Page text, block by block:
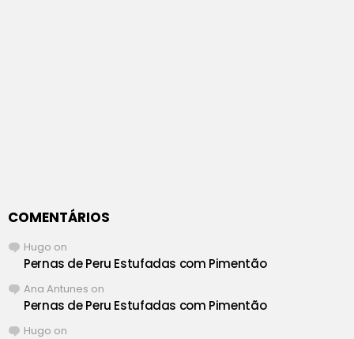
COMENTÁRIOS
Hugo on
Pernas de Peru Estufadas com Pimentão
Ana Antunes on
Pernas de Peru Estufadas com Pimentão
Hugo on